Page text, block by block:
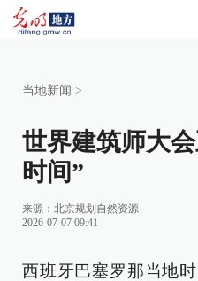
当地新闻 >
世界建筑师大
时间”
来源： 北京规划自然资源
2026-07-07 09:41
西班牙巴塞罗那当地